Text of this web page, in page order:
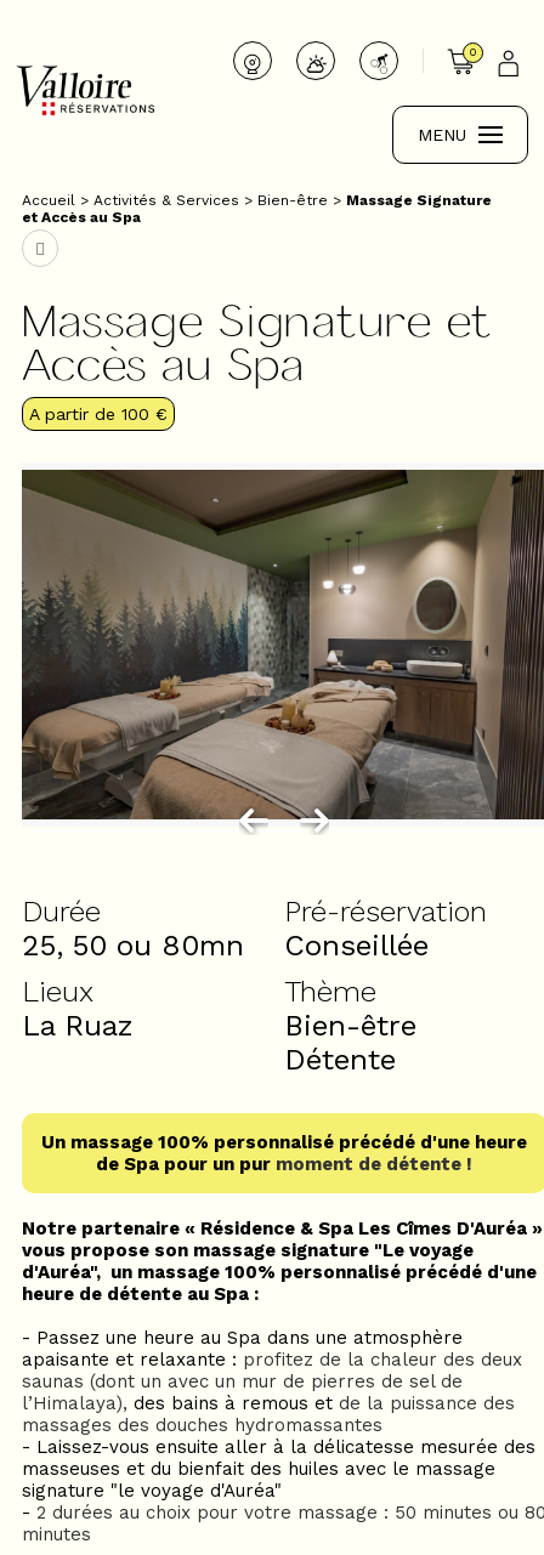
0
MENU
Accueil > Activités & Services > Bien-être > Massage Signature
et Accès au Spa
Massage Signature et
Accès au Spa
A partir de 100 €
Durée
25, 50 ou 80mn
Pré-réservation
Conseillée
Lieux
La Ruaz
Thème
Bien-être
Détente
Un massage 100% personnalisé précédé d'une heure
de Spa pour un pur moment de détente !
Notre partenaire « Résidence & Spa Les Cîmes D'Auréa »
vous propose son massage signature "Le voyage
d'Auréa", un massage 100% personnalisé précédé d'une
heure de détente au Spa :
- Passez une heure au Spa dans une atmosphère
apaisante et relaxante : profitez de la chaleur des deux
saunas (dont un avec un mur de pierres de sel de
l’Himalaya), des bains à remous et de la puissance des
massages des douches hydromassantes
- Laissez-vous ensuite aller à la délicatesse mesurée des
masseuses et du bienfait des huiles avec le massage
signature "le voyage d'Auréa"
- 2 durées au choix pour votre massage : 50 minutes ou
minutes